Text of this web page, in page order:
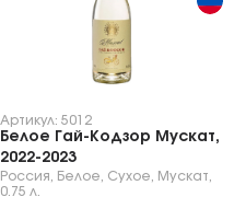
Артикул: 5012
Белое Гай-Кодзор Мускат,
2022-2023
Россия Белое Сухое Мускат
0.75 л.